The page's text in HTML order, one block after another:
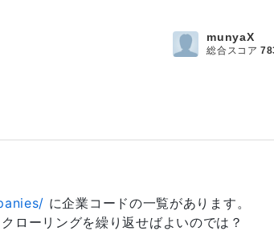
munyaX
総合スコア
に企業コードの一覧があります。
ローリングを繰り返せばよいのでは？